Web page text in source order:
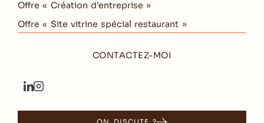
Offre « Création d’entreprise »
Offre « Site vitrine spécial restaurant »
CONTACTEZ-MOI